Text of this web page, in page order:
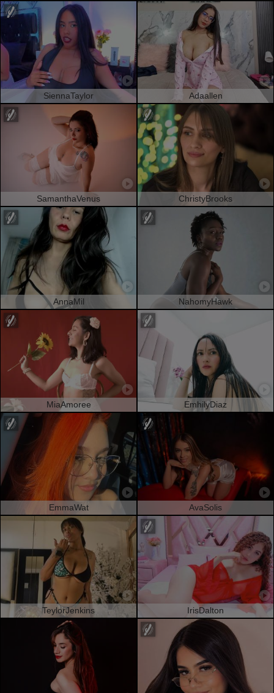
SiennaTaylor Adaallen
SamanthaVenus ChristyBrooks
AnnaMil NahomyHawk
MiaAmoree EmhilyDiaz
EmmaWat AvaSolis
TeylorJenkins IrisDalton